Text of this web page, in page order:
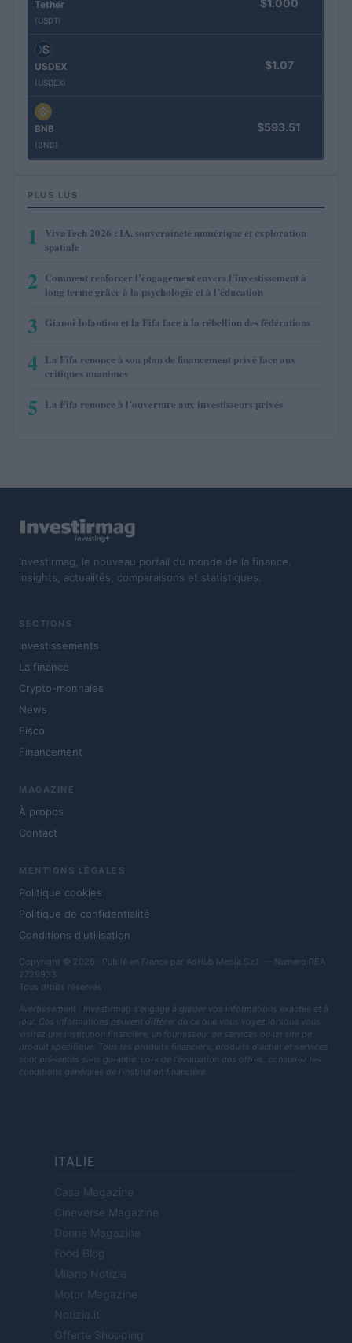
Tether
(USDT)
$1.000
USDEX
(USDEX)
$1.07
BNB
(BNB)
$593.51
PLUS LUS
1
VivaTech 2026 : IA, souveraineté numérique et exploration
spatiale
2 Comment renforcer l’engagement envers l’investissement à
long terme grâce à la psychologie et à l’éducation
3 Gianni Infantino et la Fifa face à la rébellion des fédérations
4 La Fifa renonce à son plan de financement privé face aux
critiques unanimes
5 La Fifa renonce à l’ouverture aux investisseurs privés
Investirmag, le nouveau portail du monde de la finance.
Insights, actualités, comparaisons et statistiques.
SECTIONS
Investissements
La finance
Crypto-monnaies
News
Fisco
Financement
MAGAZINE
À propos
Contact
MENTIONS LÉGALES
Politique cookies
Politique de confidentialité
Conditions d'utilisation
Copyright © 2026 · Publié en France par AdHub Media S.r.l. — Numero REA
2729933
Tous droits réservés
Avertissement : Investirmag s'engage à garder vos informations exactes et à
jour. Ces informations peuvent différer de ce que vous voyez lorsque vous
visitez une institution financière, un fournisseur de services ou un site de
produit spécifique. Tous les produits financiers, produits d'achat et services
sont présentés sans garantie. Lors de l'évaluation des offres, consultez les
conditions générales de l'institution financière.
ITALIE
Casa Magazine
Cineverse Magazine
Donne Magazine
Food Blog
Milano Notizie
Motor Magazine
Notizie.it
Offerte Shopping